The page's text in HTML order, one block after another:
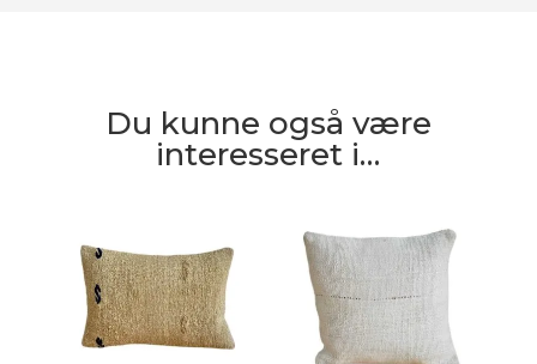
Du kunne også være
interesseret i…